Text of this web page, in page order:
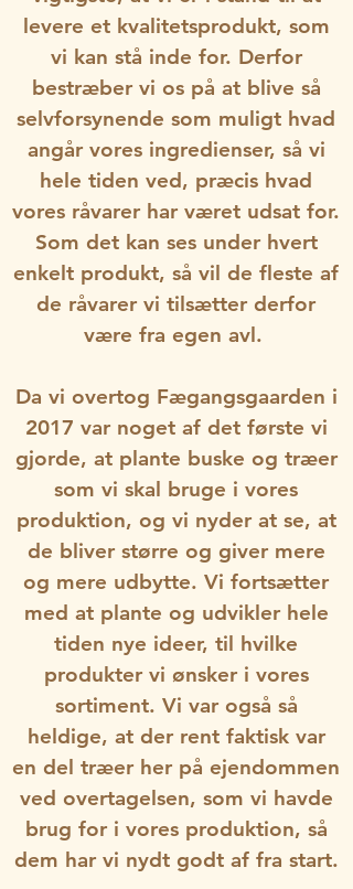
levere et kvalitetsprodukt, som
vi kan stå inde for. Derfor
bestræber vi os på at blive så
selvforsynende som muligt hvad
angår vores ingredienser, så vi
hele tiden ved, præcis hvad
vores råvarer har været udsat for.
Som det kan ses under hvert
enkelt produkt, så vil de fleste af
de råvarer vi tilsætter derfor
være fra egen avl.
Da vi overtog Fægangsgaarden i
2017 var noget af det første vi
gjorde, at plante buske og træer
som vi skal bruge i vores
produktion, og vi nyder at se, at
de bliver større og giver mere
og mere udbytte. Vi fortsætter
med at plante og udvikler hele
tiden nye ideer, til hvilke
produkter vi ønsker i vores
sortiment. Vi var også så
heldige, at der rent faktisk var
en del træer her på ejendommen
ved overtagelsen, som vi havde
brug for i vores produktion, så
dem har vi nydt godt af fra start.